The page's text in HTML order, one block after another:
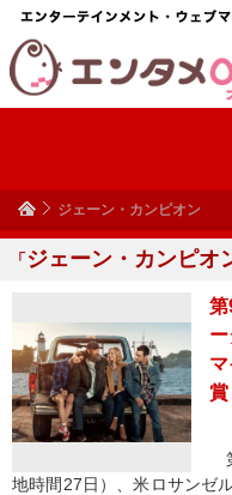
ジェーン・カンピオン
「ジェーン・カンピオ
賞
地時間27日）、米ロサンゼ